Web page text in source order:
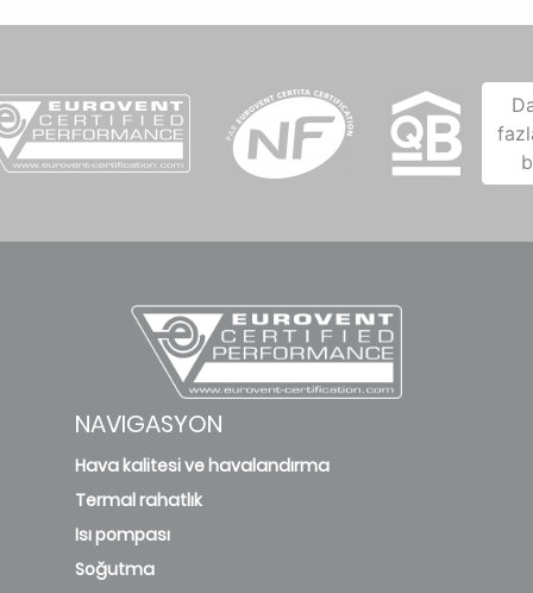
NAVIGASYON
Hava kalitesi ve havalandırma
Termal rahatlık
Isı pompası
Soğutma